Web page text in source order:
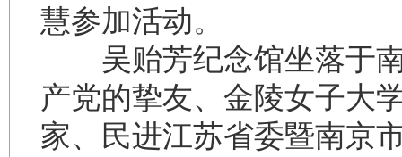
慧参加活动。
吴贻芳纪念馆坐落于南
产党的挚友、金陵女子大
家、民进江苏省委暨南京